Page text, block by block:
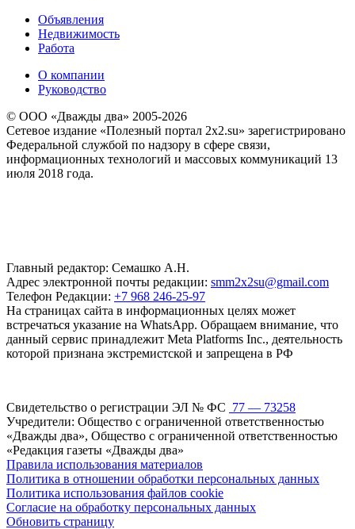
Объявления
Недвижимость
Работа
О компании
Руководство
© ООО «Дважды два» 2005-2026
Сетевое издание «Полезный портал 2x2.su» зарегистрировано
Федеральной службой по надзору в сфере связи,
информационных технологий и массовых коммуникаций 13
июля 2018 года.
Главный редактор: Семашко А.Н.
Адрес электронной почты редакции: smm2x2su@gmail.com
Телефон Редакции: +7 968 246-25-97
На страницах сайта в информационных целях может
встречаться указание на WhatsApp. Обращаем внимание, что
данный сервис принадлежит Meta Platforms Inc., деятельность
которой признана экстремистской и запрещена в РФ
Свидетельство о регистрации ЭЛ № ФС 77 — 73258
Учредители: Общество с ограниченной ответственностью
«Дважды два», Общество с ограниченной ответственностью
«Редакция газеты «Дважды два»
Правила использования материалов
Политика в отношении обработки персональных данных
Политика использования файлов cookie
Согласие на обработку персональных данных
Обновить страницу